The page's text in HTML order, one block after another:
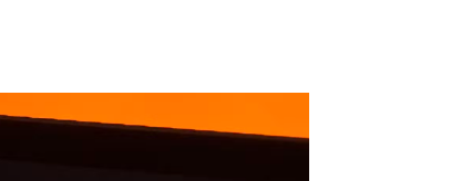
智能体人工智能和高性价比
前沿智能方面的颠覆性飞跃